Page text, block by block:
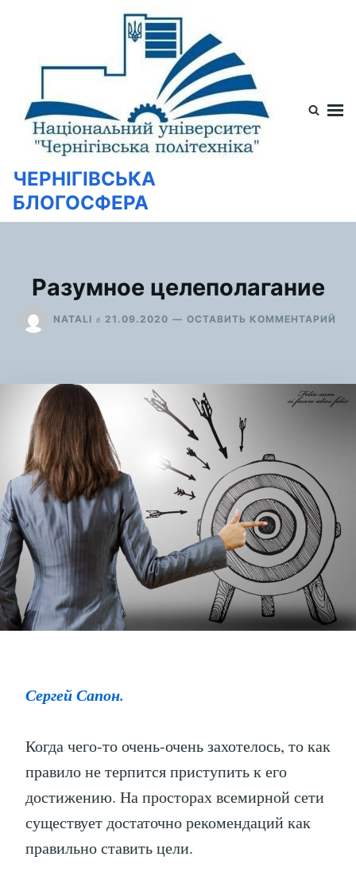
содержимому
ЧЕРНІГІВСЬКА
БЛОГОСФЕРА
Разумное целеполагание
NATALI в 21.09.2020 ОСТАВИТЬ КОММЕНТАРИЙ
Сергей Сапон.
Когда чего-то очень-очень захотелось, то как
правило не терпится приступить к его
достижению. На просторах всемирной сети
существует достаточно рекомендаций как
правильно ставить цели.